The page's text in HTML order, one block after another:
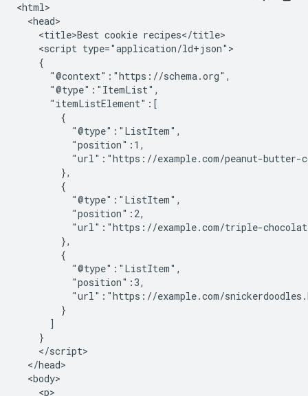
<html>
  <head>
    <title>Best cookie recipes</title>
    <script type="application/ld+json">
    {
      "@context":"https://schema.org",
      "@type":"ItemList",
      "itemListElement":[
        {
          "@type":"ListItem",
          "position":1,
"url":"https://example.com/peanut-butter-
        },
        {
          "@type":"ListItem",
          "position":2,
"url":"https://example.com/triple-
        },
        {
          "@type":"ListItem",
          "position":3,
"url":"https://example.com/
        }
      ]
    }
    </script>
  </head>
  <body>
    <p>